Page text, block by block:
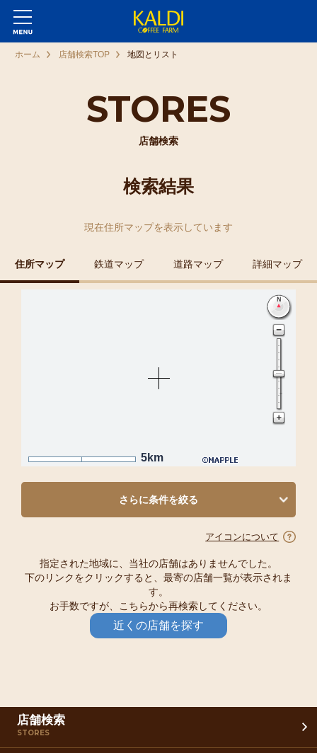
STORES
店舗検索
ホーム 店舗検索TOP 地図とリスト
検索結果
現在住所マップを表示しています
住所マップ 鉄道マップ 道路マップ 詳細マップ
5km
さらに条件を絞る
アイコンについて
指定された地域に、当社の店舗はありませんでした。
下のリンクをクリックすると、最寄の店舗一覧が表示されま
す。
お手数ですが、こちらから再検索してください。
近くの店舗を探す
店舗検索
STORES